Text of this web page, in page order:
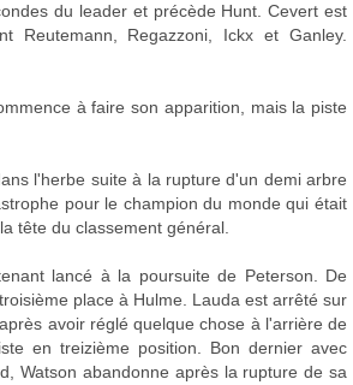
du leader et précède Hunt. Cevert est
Reutemann, Regazzoni, Ickx et Ganley.
à faire son apparition, mais la piste
l'herbe suite à la rupture d'un demi arbre
pour le champion du monde qui était
tête du classement général.
lancé à la poursuite de Peterson. De
place à Hulme. Lauda est arrêté sur
avoir réglé quelque chose à l'arrière de
en treizième position. Bon dernier avec
Watson abandonne après la rupture de sa